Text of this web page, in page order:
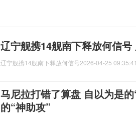
辽宁舰携14舰南下释放何信
辽宁舰携14舰南下释放何信号2026-04-25 09:35:41
马尼拉打错了算盘 自以为是
的“神助攻”